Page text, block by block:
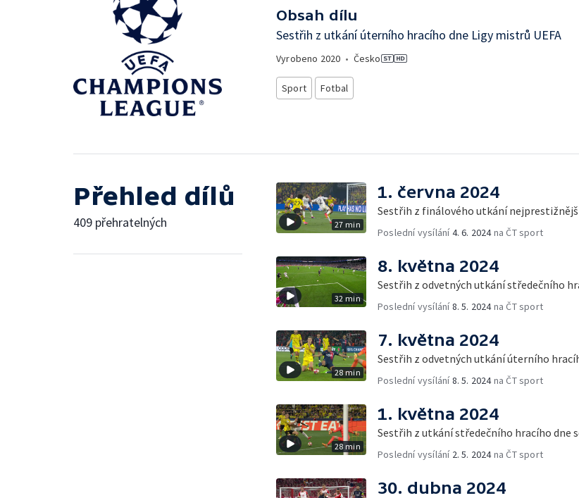
Obsah dílu
Sestřih z utkání úterního hracího dne Ligy mistrů UEFA
Vyrobeno 2020 • Česko
Sport Fotbal
Přehled dílů
409 přehratelných 27 min
1. června 2024
Sestřih z finálového utkání
Poslední vysílání4. 6. 2024na ČT sport
32 min
8. května 2024
Sestřih z odvetných utkání středečního
Poslední vysílání8. 5. 2024na ČT sport
28 min
7. května 2024
Sestřih z odvetných utkání úterního
Poslední vysílání8. 5. 2024na ČT sport
28 min
1. května 2024
Sestřih z utkání středečního hracího dne
Poslední vysílání 2. 5. 2024na ČT sport
30. dubna 2024